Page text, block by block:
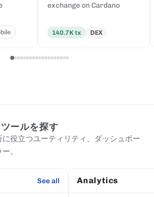
exchange on Cardano
140.7K tx DEX
ールを探す
に役立つユーティリティ、ダッシュボー
。
See all Analytics